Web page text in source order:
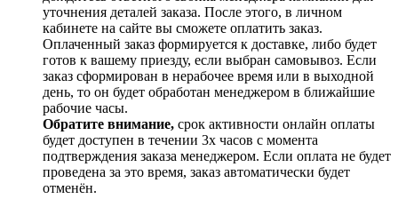
уточнения деталей заказа. После этого, в личном
кабинете на сайте вы сможете оплатить заказ.
Оплаченный заказ формируется к доставке, либо будет
готов к вашему приезду, если выбран самовывоз. Если
заказ сформирован в нерабочее время или в выходной
день, то он будет обработан менеджером в ближайшие
рабочие часы.
Обратите внимание, срок активности онлайн оплаты
будет доступен в течении 3х часов с момента
подтверждения заказа менеджером. Если оплата не будет
проведена за это время, заказ автоматически будет
отменён.